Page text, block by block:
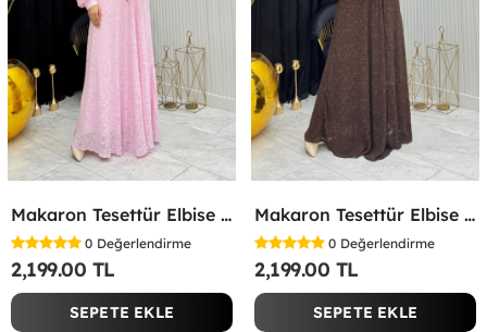
Makaron Tesettür Elbise Pembe Pembe
0 Değerlendirme
2,199.00 TL
SEPETE EKLE
Makaron Tesettür Elbise Kahverengi Kahverengi
0 Değerlendirme
2,199.00 TL
SEPETE EKLE